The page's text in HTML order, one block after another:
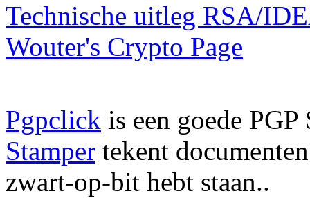
Technische uitleg RSA/
Wouter's Crypto Page
Pgpclick is een goede
Stamper tekent
zwart-op-bit hebt staan..